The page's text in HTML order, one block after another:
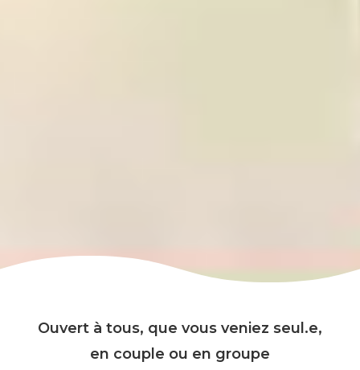
Ouvert à tous, que vous veniez seul.e,
en couple ou en groupe